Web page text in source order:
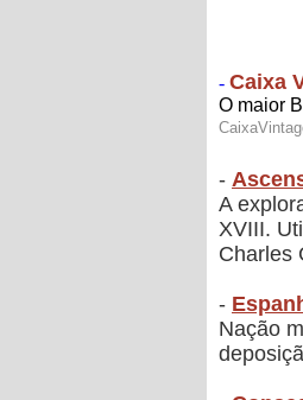
-
A
XVIII.
Charles
-
Nação